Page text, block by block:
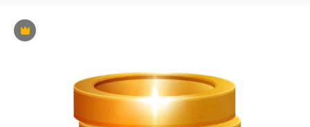
Премиум